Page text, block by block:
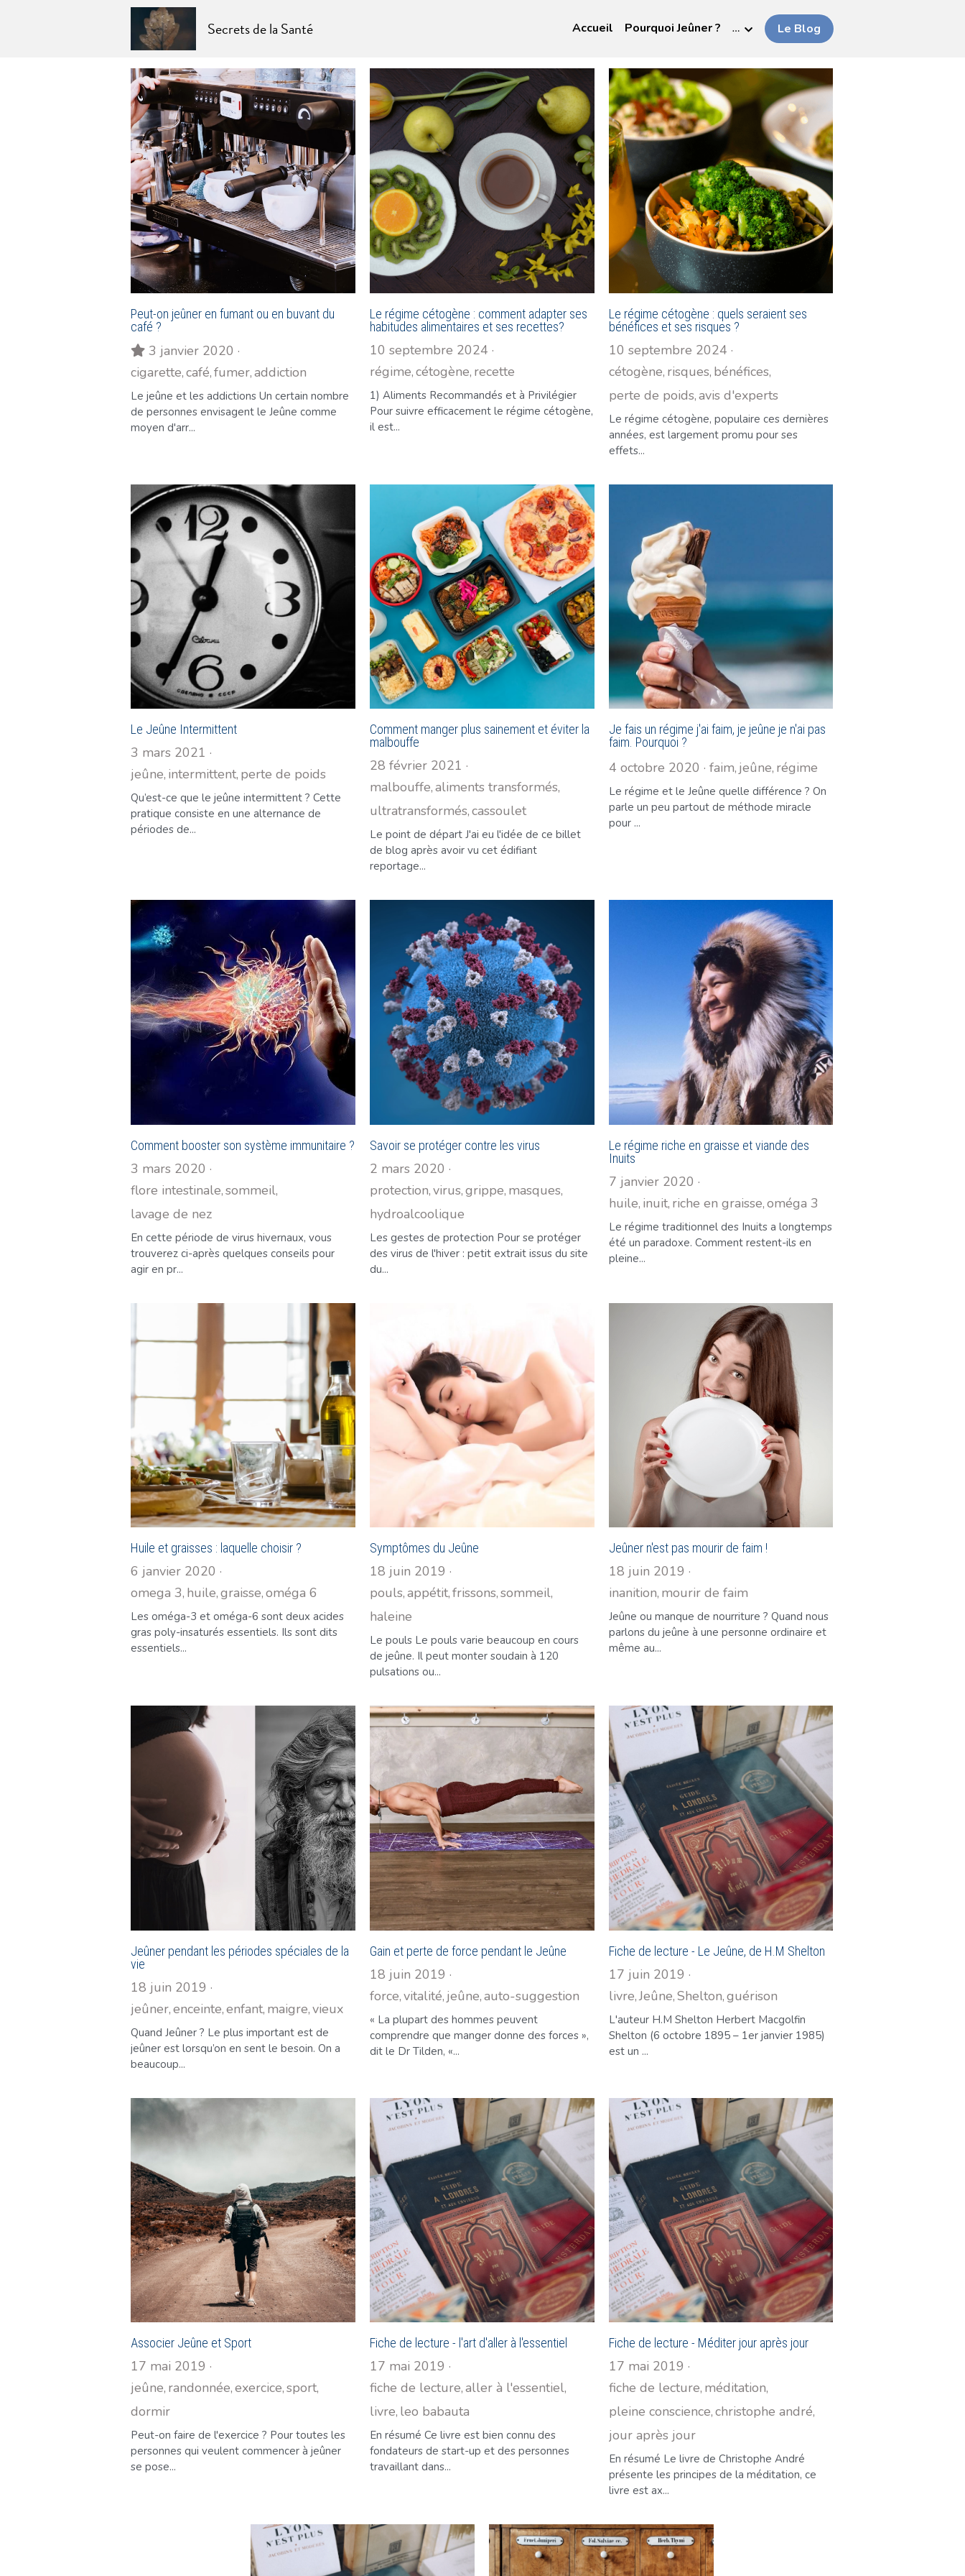
Secrets de la Santé Accueil Pourquoi Jeûner ? … Le Blog
Peut-on jeûner en fumant ou en buvant du
café ?
3 janvier 2020 ·
cigarette,café,fumer,addiction
Le jeûne et les addictions Un certain nombre
de personnes envisagent le Jeûne comme
moyen d'arr...
Le régime cétogène : comment adapter ses
habitudes alimentaires et ses recettes?
10 septembre 2024 ·
régime,cétogène, recette
1) Aliments Recommandés et à Privilégier
Pour suivre efficacement le régime cétogène,
il est...
Le régime cétogène : quels seraient ses
bénéfices et ses risques ?
10 septembre 2024 ·
cétogène, risques, bénéfices,
perte de poids,avis d'experts
Le régime cétogène, populaire ces dernières
années, est largement promu pour ses
effets...
Le Jeûne Intermittent
3 mars 2021 ·
jeûne, intermittent, perte de poids
Qu’est-ce que le jeûne intermittent ? Cette
pratique consiste en une alternance de
périodes de...
Comment manger plus sainement et éviter la
malbouffe
28 février 2021 ·
malbouffe,aliments transformés,
ultratransformés,cassoulet
Le point de départ J'ai eu l'idée de ce billet
de blog après avoir vu cet édifiant
reportage...
Je fais un régime j'ai faim, je jeûne je n'ai pas
faim. Pourquoi ?
4 octobre 2020 · faim, jeûne, régime
Le régime et le Jeûne quelle différence ? On
parle un peu partout de méthode miracle
pour ...
Comment booster son système immunitaire ?
3 mars 2020 ·
flore intestinale,sommeil,
lavage de nez
En cette période de virus hivernaux, vous
trouverez ci-après quelques conseils pour
agir en pr...
Savoir se protéger contre les virus
2 mars 2020 ·
protection,virus,grippe, masques,
hydroalcoolique
Les gestes de protection Pour se protéger
des virus de l'hiver : petit extrait issus du site
du...
Le régime riche en graisse et viande des
Inuits
7 janvier 2020 ·
huile, inuit, riche en graisse,oméga 3
Le régime traditionnel des Inuits a longtemps
été un paradoxe. Comment restent-ils en
pleine...
Huile et graisses : laquelle choisir ?
6 janvier 2020 ·
omega 3, huile,graisse,oméga 6
Les oméga-3 et oméga-6 sont deux acides
gras poly-insaturés essentiels. Ils sont dits
essentiels...
Symptômes du Jeûne
18 juin 2019 ·
pouls,appétit,frissons,sommeil,
haleine
Le pouls Le pouls varie beaucoup en cours
de jeûne. Il peut monter soudain à 120
pulsations ou...
Jeûner n'est pas mourir de faim !
18 juin 2019 ·
inanition, mourir de faim
Jeûne ou manque de nourriture ? Quand nous
parlons du jeûne à une personne ordinaire et
même au...
Jeûner pendant les périodes spéciales de la
vie
18 juin 2019 ·
jeûner,enceinte,enfant, maigre,vieux
Quand Jeûner ? Le plus important est de
jeûner est lorsqu’on en sent le besoin. On a
beaucoup...
Gain et perte de force pendant le Jeûne
18 juin 2019 ·
force,vitalité, jeûne,auto-suggestion
1
« La plupart des hommes peuvent
comprendre que manger donne des forces »,
Fiche de lecture - Le Jeûne, de H.M Shelton
17 juin 2019 ·
livre,Jeûne,Shelton,guérison
L'auteur H.M Shelton Herbert Macgolfin
Shelton (6 octobre 1895 – 1er janvier 1985)
est un ...
Associer Jeûne et Sport
17 mai 2019 ·
jeûne, randonnée,exercice,sport,
dormir
Peut-on faire de l'exercice ? Pour toutes les
personnes qui veulent commencer à jeûner
se pose...
Fiche de lecture - l'art d'aller à l'essentiel
17 mai 2019 ·
fiche de lecture,aller à l'essentiel,
livre, leo babauta
En résumé Ce livre est bien connu des
fondateurs de start-up et des personnes
travaillant dans...
Fiche de lecture - Méditer jour après jour
17 mai 2019 ·
fiche de lecture, méditation,
pleine conscience,christophe andré,
jour après jour
En résumé Le livre de Christophe André
présente les principes de la méditation, ce
livre est ax...